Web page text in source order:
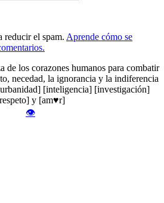
reducir el spam. Aprende cómo se
de los corazones humanos para combatir
necedad, la ignorancia y la indiferencia
[inteligencia] [investigación]
y [am♥r]
👁